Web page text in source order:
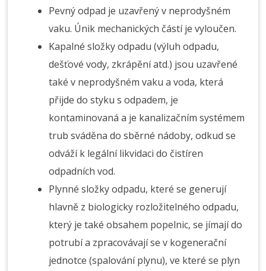
Pevný odpad je uzavřený v neprodyšném
vaku. Únik mechanických částí je vyloučen.
Kapalné složky odpadu (výluh odpadu,
dešťové vody, zkrápění atd.) jsou uzavřené
také v neprodyšném vaku a voda, která
přijde do styku s odpadem, je
kontaminovaná a je kanalizačním systémem
trub sváděna do sběrné nádoby, odkud se
odváží k legální likvidaci do čistíren
odpadních vod.
Plynné složky odpadu, které se generují
hlavně z biologicky rozložitelného odpadu,
který je také obsahem popelnic, se jímají do
potrubí a zpracovávají se v kogenerační
jednotce (spalování plynu), ve které se plyn